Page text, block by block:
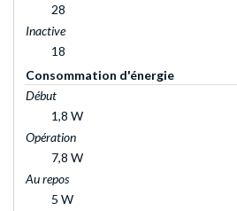
28
Inactive
18
Consommation d'énergie
Début
1,8 W
Opération
7,8 W
Au repos
5 W